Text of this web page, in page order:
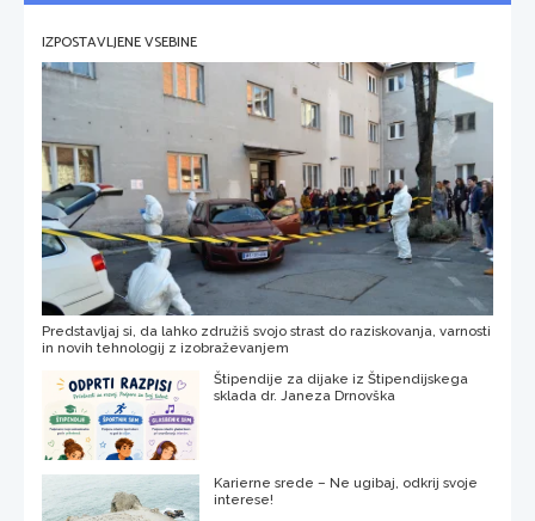
IZPOSTAVLJENE VSEBINE
Predstavljaj si, da lahko združiš svojo strast do raziskovanja, varnosti
in novih tehnologij z izobraževanjem
Štipendije za dijake iz Štipendijskega
sklada dr. Janeza Drnovška
Karierne srede – Ne ugibaj, odkrij svoje
interese!